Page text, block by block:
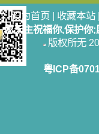
设为首页 | 收藏本站
愿天主祝福你,保护你
版权所无
粤ICP备